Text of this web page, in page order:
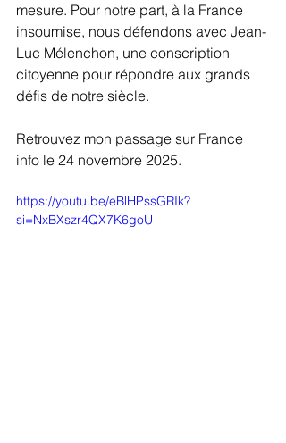
mesure. Pour notre part, à la France
insoumise, nous défendons avec Jean-
Luc Mélenchon, une conscription
citoyenne pour répondre aux grands
défis de notre siècle.
Retrouvez mon passage sur France
info le 24 novembre 2025.
https://youtu.be/eBlHPssGRIk?
si=NxBXszr4QX7K6goU